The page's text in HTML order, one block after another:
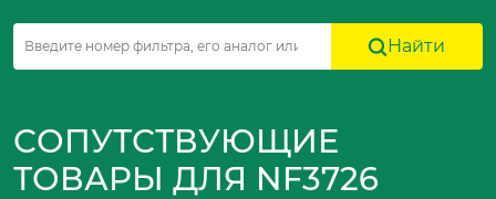
Найти
СОПУТСТВУЮЩИЕ
ТОВАРЫ ДЛЯ NF3726